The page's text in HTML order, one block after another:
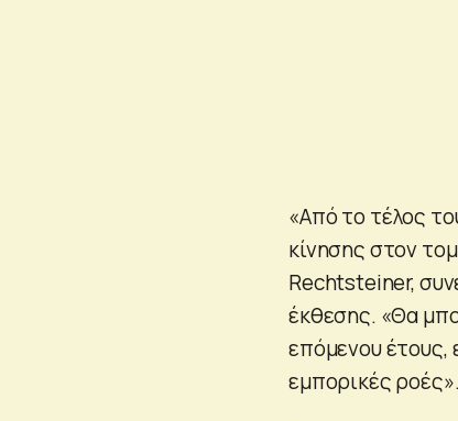
«Από το τέλος
κίνησης στον
Rechtsteiner,
έκθεσης. «Θα
επόμενου έτους,
εμπορικές ροές».